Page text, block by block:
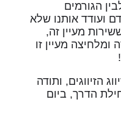
הגורמים
ועודד אותנו שלא
מעיין זה,
מעיין זו
הזיווגים, ותודה
הדרך, ביום